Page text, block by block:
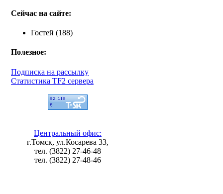
Сейчас на сайте:
Гостей (188)
Полезное:
Подписка на рассылку
Статистика TF2 сервера
Центральный офис:
г.Томск, ул.Косарева 33,
тел. (3822) 27-46-48
тел. (3822) 27-48-46